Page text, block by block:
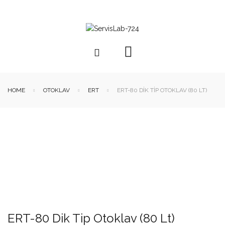
HOME OTOKLAV ERT ERT-80 DIK TIP OTOKLAV (80 LT)
ERT-80 Dik Tip Otoklav (80 Lt)